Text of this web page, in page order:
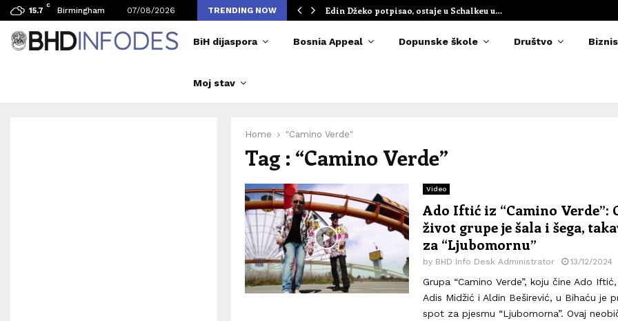
15.7
C
Birmingham 07/08/2026 TRENDING NOW
broj posjetilaca tokom Merlinovih koncerata Edin Džeko potpisao, ostaje u Schalkeu u…
BiH dijaspora Bosnia Appeal Dopunske škole Društvo Biznis
Moj stav
Home "Camino Verde"
Tag : “Camino Verde”
Video
Ado Iftić iz “Camino Verde”:
život grupe je šala i šega,
za “Ljubomornu”
by BHD Info Desk Administrator 13/12/2024
Grupa “Camino Verde”, koju čine Ado
Adis Midžić i Aldin Beširević, u Bihaću je
spot za pjesmu “Ljubomorna”. Ovaj